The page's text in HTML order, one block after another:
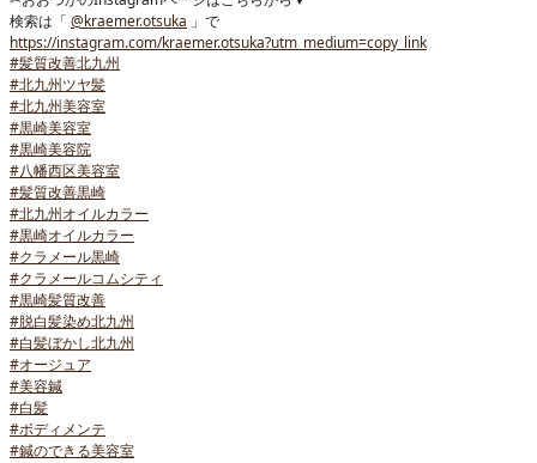
検索は「 @kraemer.otsuka 」で
https://instagram.com/kraemer.otsuka?utm_medium=copy_link
#髪質改善北九州
#北九州ツヤ髪
#北九州美容室
#黒崎美容室
#黒崎美容院
#八幡西区美容室
#髪質改善黒崎
#北九州オイルカラー
#黒崎オイルカラー
#クラメール黒崎
#クラメールコムシティ
#黒崎髪質改善
#脱白髪染め北九州
#白髪ぼかし北九州
#オージュア
#美容鍼
#白髪
#ボディメンテ
#鍼のできる美容室